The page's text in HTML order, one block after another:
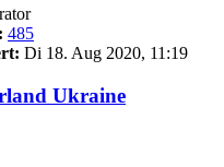
485
Di 18. Aug 2020, 11:19
Ukraine